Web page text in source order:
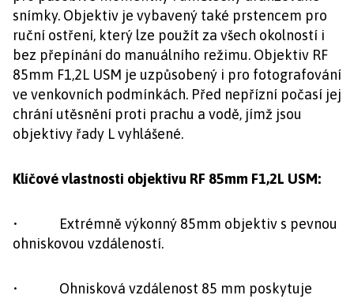
snímky. Objektiv je vybavený také prstencem pro
ruční ostření, který lze použít za všech okolností i
bez přepínání do manuálního režimu. Objektiv RF
85mm F1,2L USM je uzpůsobený i pro fotografování
ve venkovních podmínkách. Před nepřízní počasí jej
chrání utěsnění proti prachu a vodě, jímž jsou
objektivy řady L vyhlášené.
Klíčové vlastnosti objektivu RF 85mm F1,2L USM:
• Extrémně výkonný 85mm objektiv s pevnou
ohniskovou vzdáleností.
• Ohnisková vzdálenost 85 mm poskytuje